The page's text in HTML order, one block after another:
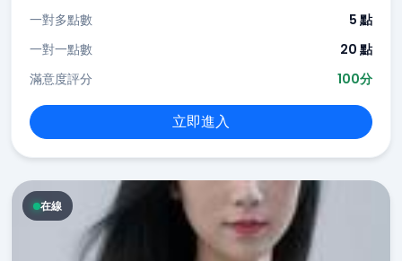
一對多點數
5 點
一對一點數
20 點
滿意度評分
100分
立即進入
在線